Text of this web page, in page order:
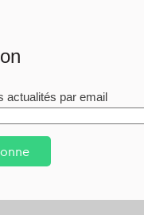
actualités par email